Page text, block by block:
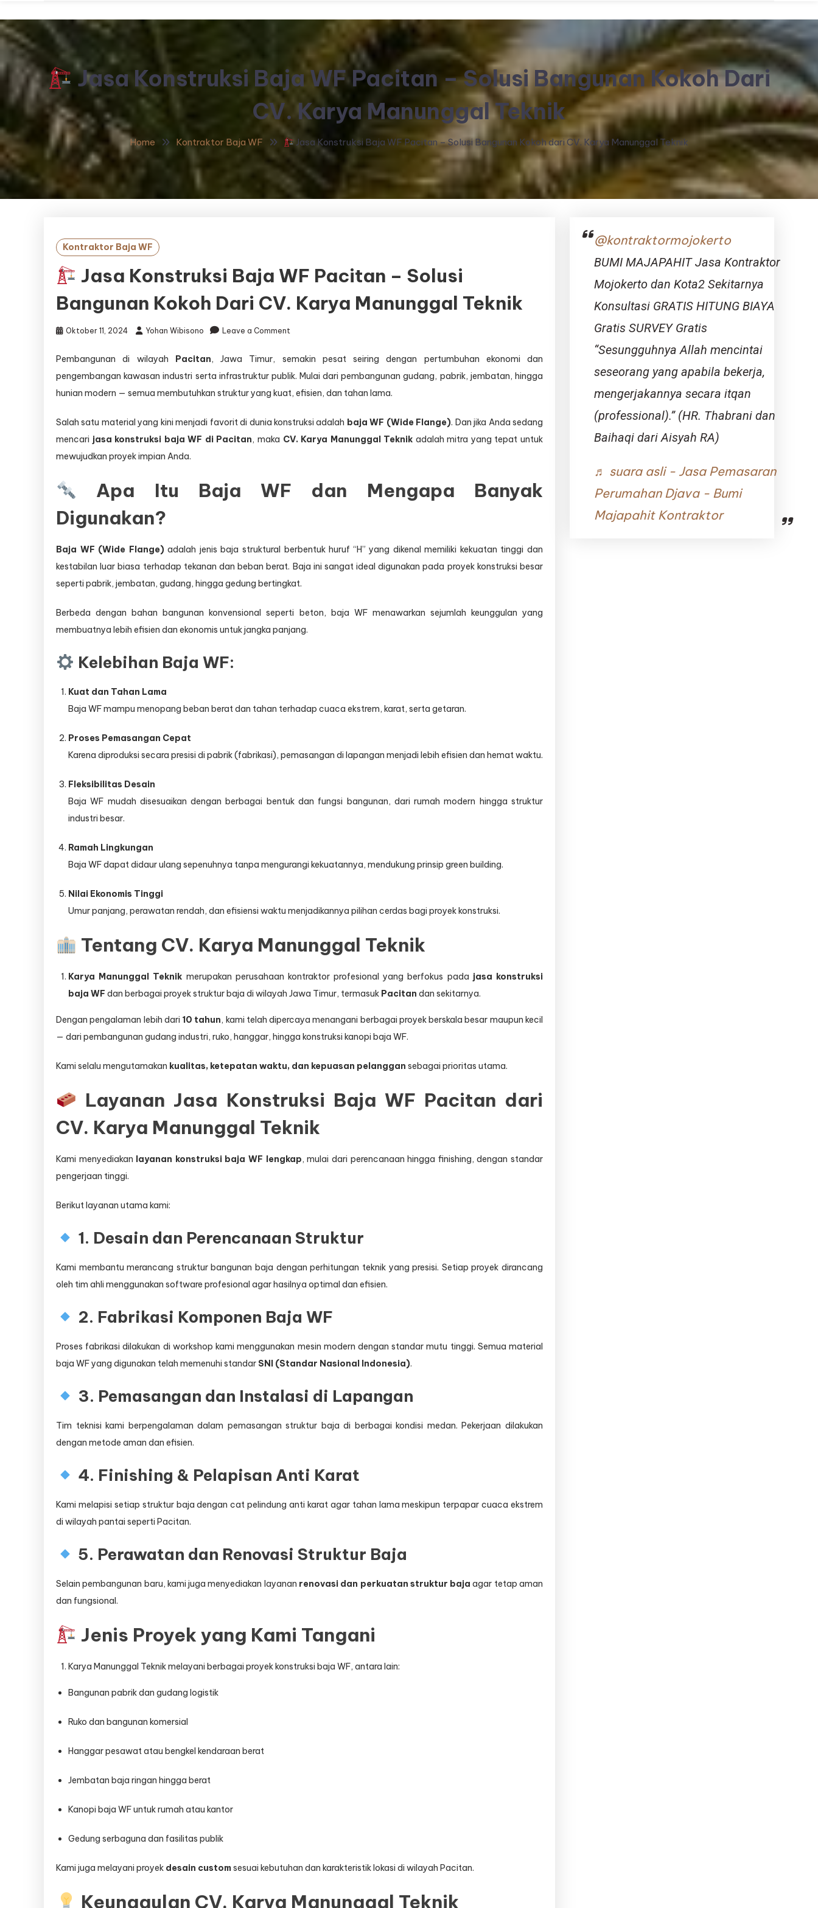
Jasa Konstruksi Baja WF Pacitan – Solusi Bangunan Kokoh Dari
CV. Karya Manunggal Teknik
Home Kontraktor Baja WF Jasa Konstruksi Baja WF Pacitan – Solusi Bangunan Kokoh dari CV. Karya Manunggal Teknik
Kontraktor Baja WF
Jasa Konstruksi Baja WF Pacitan – Solusi
Bangunan Kokoh Dari CV. Karya Manunggal Teknik
Oktober 11, 2024 Yohan Wibisono Leave a Comment
Jasa
Konstruksi
Baja
WF
–
Bangunan
Pembangunan di wilayah Pacitan, Jawa Timur, semakin pesat seiring dengan pertumbuhan ekonomi dan
pengembangan kawasan industri serta infrastruktur publik. Mulai dari pembangunan gudang, pabrik, jembatan, hingga
hunian modern — semua membutuhkan struktur yang kuat, efisien, dan tahan lama.
Salah satu material yang kini menjadi favorit di dunia konstruksi adalah baja WF (Wide Flange). Dan jika Anda sedang
mencari jasa konstruksi baja WF di Pacitan, maka CV. Karya Manunggal Teknik adalah mitra yang tepat untuk
mewujudkan proyek impian Anda.
Apa Itu Baja WF dan Mengapa Banyak
Digunakan?
Baja WF (Wide Flange)adalah jenis baja struktural berbentuk huruf “H” yang dikenal memiliki kekuatan tinggi dan
kestabilan luar biasa terhadap tekanan dan beban berat. Baja ini sangat ideal digunakan pada proyek konstruksi besar
seperti pabrik, jembatan, gudang, hingga gedung bertingkat.
Berbeda dengan bahan bangunan konvensional seperti beton, baja WF menawarkan sejumlah keunggulan yang
membuatnya lebih efisien dan ekonomis untuk jangka panjang.
Kelebihan Baja WF:
Kuat dan Tahan Lama
Baja WF mampu menopang beban berat dan tahan terhadap cuaca ekstrem, karat, serta getaran.
Proses Pemasangan Cepat
Karena diproduksi secara presisi di pabrik (fabrikasi), pemasangan di lapangan menjadi lebih efisien dan hemat waktu.
Fleksibilitas Desain
Baja WF mudah disesuaikan dengan berbagai bentuk dan fungsi bangunan, dari rumah modern hingga struktur
industri besar.
Ramah Lingkungan
Baja WF dapat didaur ulang sepenuhnya tanpa mengurangi kekuatannya, mendukung prinsip green building.
Nilai Ekonomis Tinggi
Umur panjang, perawatan rendah, dan efisiensi waktu menjadikannya pilihan cerdas bagi proyek konstruksi.
Tentang CV. Karya Manunggal Teknik
Karya Manunggal Teknik merupakan perusahaan kontraktor profesional yang berfokus pada jasa konstruksi
baja WF dan berbagai proyek struktur baja di wilayah Jawa Timur, termasuk Pacitan dan sekitarnya.
Dengan pengalaman lebih dari 10 tahun, kami telah dipercaya menangani berbagai proyek berskala besar maupun kecil
— dari pembangunan gudang industri, ruko, hanggar, hingga konstruksi kanopi baja WF.
Kami selalu mengutamakan kualitas, ketepatan waktu, dan kepuasan pelanggan sebagai prioritas utama.
Layanan Jasa Konstruksi Baja WF Pacitan dari
CV. Karya Manunggal Teknik
Kami menyediakan layanan konstruksi baja WF lengkap, mulai dari perencanaan hingga finishing, dengan standar
pengerjaan tinggi.
Berikut layanan utama kami:
1. Desain dan Perencanaan Struktur
Kami membantu merancang struktur bangunan baja dengan perhitungan teknik yang presisi. Setiap proyek dirancang
oleh tim ahli menggunakan software profesional agar hasilnya optimal dan efisien.
2. Fabrikasi Komponen Baja WF
Proses fabrikasi dilakukan di workshop kami menggunakan mesin modern dengan standar mutu tinggi. Semua material
baja WF yang digunakan telah memenuhi standar SNI (Standar Nasional Indonesia).
3. Pemasangan dan Instalasi di Lapangan
Tim teknisi kami berpengalaman dalam pemasangan struktur baja di berbagai kondisi medan. Pekerjaan dilakukan
dengan metode aman dan efisien.
4. Finishing & Pelapisan Anti Karat
Kami melapisi setiap struktur baja dengan cat pelindung anti karat agar tahan lama meskipun terpapar cuaca ekstrem
di wilayah pantai seperti Pacitan.
5. Perawatan dan Renovasi Struktur Baja
Selain pembangunan baru, kami juga menyediakan layanan renovasi dan perkuatan struktur baja agar tetap aman
dan fungsional.
Jenis Proyek yang Kami Tangani
Karya Manunggal Teknik melayani berbagai proyek konstruksi baja WF, antara lain:
Bangunan pabrik dan gudang logistik
Ruko dan bangunan komersial
Hanggar pesawat atau bengkel kendaraan berat
Jembatan baja ringan hingga berat
Kanopi baja WF untuk rumah atau kantor
Gedung serbaguna dan fasilitas publik
Kami juga melayani proyek desain customsesuai kebutuhan dan karakteristik lokasi di wilayah Pacitan.
Keunggulan CV. Karya Manunggal Teknik
@kontraktormojokerto
BUMI MAJAPAHIT Jasa Kontraktor
Mojokerto dan Kota2 Sekitarnya
Konsultasi GRATIS HITUNG BIAYA
Gratis SURVEY Gratis
“Sesungguhnya Allah mencintai
seseorang yang apabila bekerja,
mengerjakannya secara itqan
(professional).” (HR. Thabrani dan
Baihaqi dari Aisyah RA)
♬ suara asli - Jasa Pemasaran
Perumahan Djava - Bumi
Majapahit Kontraktor